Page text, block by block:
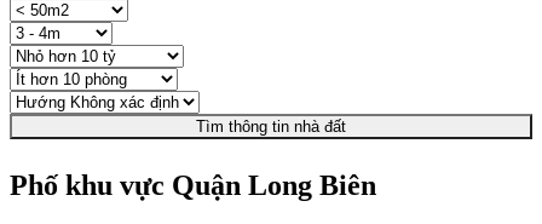
Tìm thông tin nhà đất
Phố khu vực Quận Long Biên